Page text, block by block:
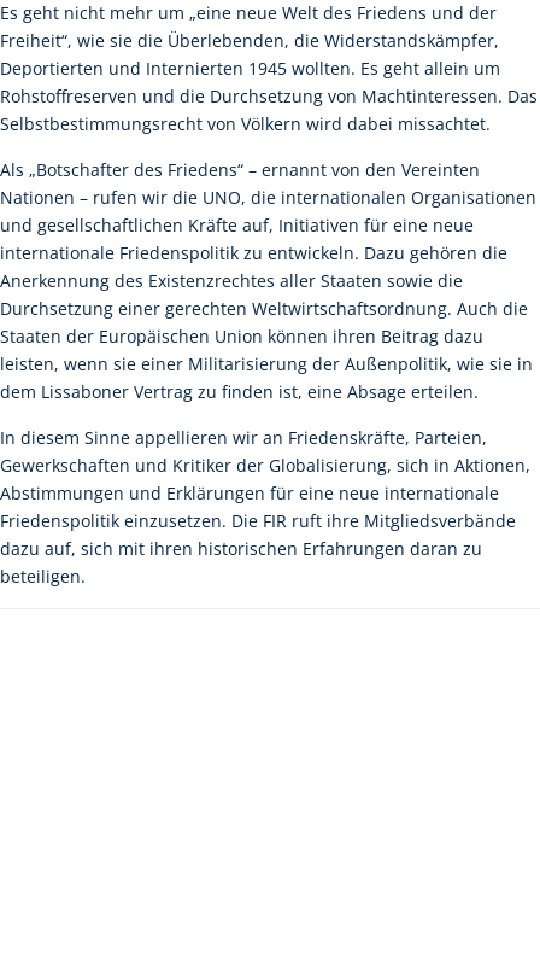
Es geht nicht mehr um „eine neue Welt des Friedens und der
Freiheit“, wie sie die Überlebenden, die Widerstandskämpfer,
Deportierten und Internierten 1945 wollten. Es geht allein um
Rohstoffreserven und die Durchsetzung von Machtinteressen. Das
Selbstbestimmungsrecht von Völkern wird dabei missachtet.
Als „Botschafter des Friedens“ – ernannt von den Vereinten
Nationen – rufen wir die UNO, die internationalen Organisationen
und gesellschaftlichen Kräfte auf, Initiativen für eine neue
internationale Friedenspolitik zu entwickeln. Dazu gehören die
Anerkennung des Existenzrechtes aller Staaten sowie die
Durchsetzung einer gerechten Weltwirtschaftsordnung. Auch die
Staaten der Europäischen Union können ihren Beitrag dazu
leisten, wenn sie einer Militarisierung der Außenpolitik, wie sie in
dem Lissaboner Vertrag zu finden ist, eine Absage erteilen.
In diesem Sinne appellieren wir an Friedenskräfte, Parteien,
Gewerkschaften und Kritiker der Globalisierung, sich in Aktionen,
Abstimmungen und Erklärungen für eine neue internationale
Friedenspolitik einzusetzen. Die FIR ruft ihre Mitgliedsverbände
dazu auf, sich mit ihren historischen Erfahrungen daran zu
beteiligen.